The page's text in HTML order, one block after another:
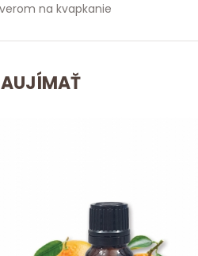
na kvapkanie